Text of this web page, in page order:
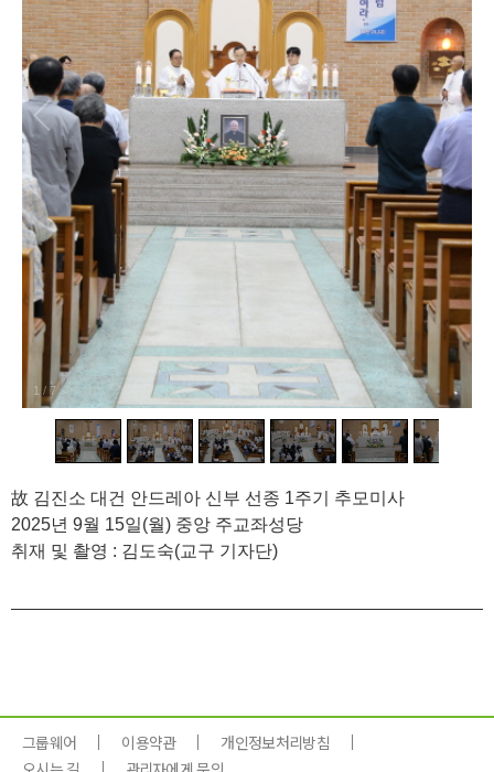
1 / 7
故 김진소 대건 안드레아 신부 선종 1주기 추모미사
2025년 9월 15일(월) 중앙 주교좌성당
취재 및 촬영 : 김도숙(교구 기자단)
그룹웨어 이용약관
개인정보처리방침